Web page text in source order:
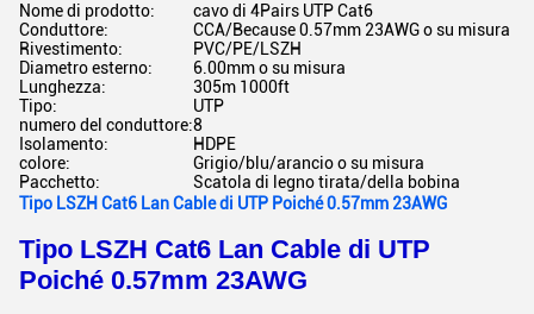
Nome di prodotto:
cavo di 4Pairs UTP Cat6
Conduttore:
CCA/Because 0.57mm 23AWG o su misura
Rivestimento:
PVC/PE/LSZH
Diametro esterno:
6.00mm o su misura
Lunghezza:
305m 1000ft
Tipo:
UTP
numero del conduttore:8
Isolamento:
HDPE
colore:
Grigio/blu/arancio o su misura
Pacchetto:
Scatola di legno tirata/della bobina
Tipo LSZH Cat6 Lan Cable di UTP Poiché 0.57mm 23AWG
Tipo LSZH Cat6 Lan Cable di UTP
Poiché 0.57mm 23AWG